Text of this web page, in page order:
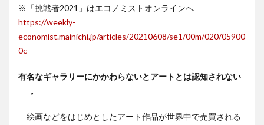
※「挑戦者2021」はエコノミストオンラインへ
https://weekly-
economist.mainichi.jp/articles/20210608/se1/00m/020/05900
0c
有名なギャラリーにかかわらないとアートとは認知されない
──。
絵画などをはじめとしたアート作品が世界中で売買される